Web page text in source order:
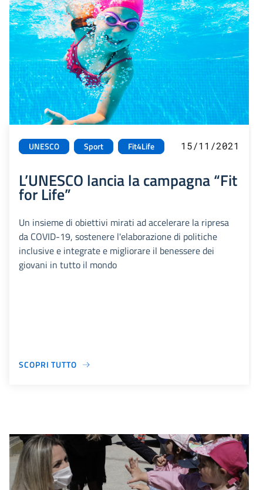
UNESCO Sport Fit4Life 15/11/2021
L’UNESCO lancia la campagna “Fit
for Life”
Un insieme di obiettivi mirati ad accelerare la ripresa
da COVID-19, sostenere l'elaborazione di politiche
inclusive e integrate e migliorare il benessere dei
giovani in tutto il mondo
SCOPRI TUTTO